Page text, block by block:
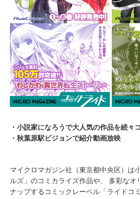
・小説家になろうで大人気の作品を続々
・秋葉原駅ビジョンで紹介動画放映
マイクロマガジン社（東京都中央区）は
ルズ」のコミカライズ作品や、 多彩なオ
ナップするコミックレーベル「ライドコ